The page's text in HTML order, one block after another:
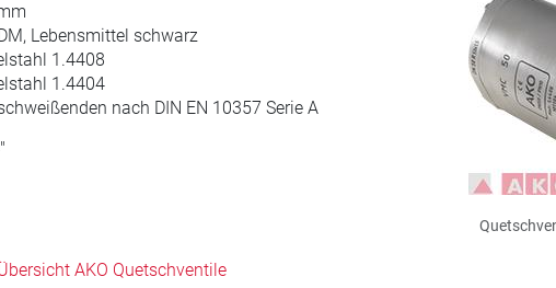
Lebensmittel schwarz
1.4408
1.4404
nach DIN EN 10357 Serie A
AKO Quetschventile